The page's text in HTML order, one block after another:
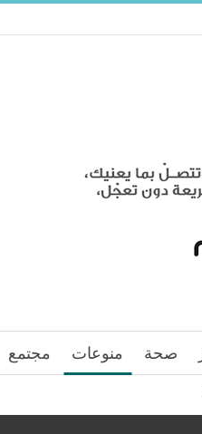
صحة منوعات مجتمع